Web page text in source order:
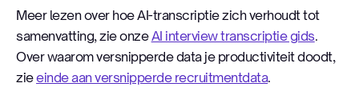
Meer lezen over hoe AI-transcriptie zich verhoudt tot
samenvatting, zie onzeAI interview transcriptie gids.
Over waarom versnipperde data je productiviteit doodt,
zieeinde aan versnipperde recruitmentdata.